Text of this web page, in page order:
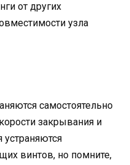
от других
узла
самостоятельно
закрывания и
винтов, но помните,